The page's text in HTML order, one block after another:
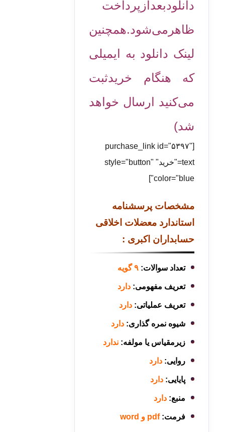
دانلودبعدازپرداخت
ظاهرمی‌شود.همچنین
لینک دانلود به ایمیلی
که هنگام خریدثبت
می‌کنید ارسال خواهد
شد)
[purchase_link id="۵۳۹۷"
text="خرید" style="button"
color="blue"]
مشخصات پرسشنامه
استاندارد معضلات اخلاقی
حسابداران اکبری :
تعداد سوالات:۹ گویه
تعریف مفهومی:دارد
تعریف عملیاتی:دارد
شیوه نمره گذاری:دارد
زیرمقیاس یا مولفه:ندارد
روایی:دارد
پایایی:دارد
منبع:دارد
فرمت:pdf و word